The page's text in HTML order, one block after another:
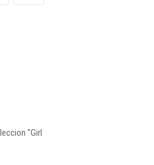
"Girl